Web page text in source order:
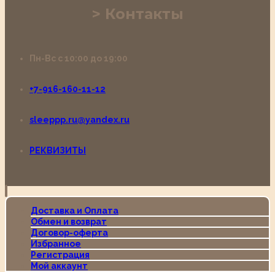
Контакты
Пн-Вс с 10:00 до 19:00
+7-916-160-11-12
sleeppp.ru@yandex.ru
РЕКВИЗИТЫ
Доставка и Оплата
Обмен и возврат
Договор-оферта
Избранное
Регистрация
Мой аккаунт